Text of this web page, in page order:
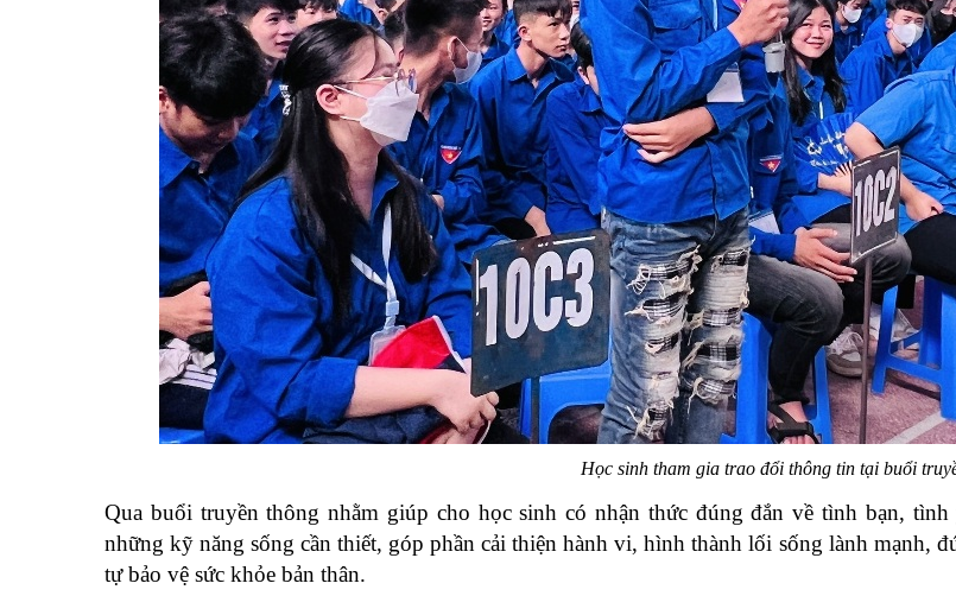
Học sinh tham gia trao đổi thông tin tại buổi
Qua buổi truyền thông nhằm giúp cho học sinh có nhận thức đúng đắn về tình bạn,
những kỹ năng sống cần thiết, góp phần cải thiện hành vi, hình thành lối sống lành mạnh,
tự bảo vệ sức khỏe bản thân.